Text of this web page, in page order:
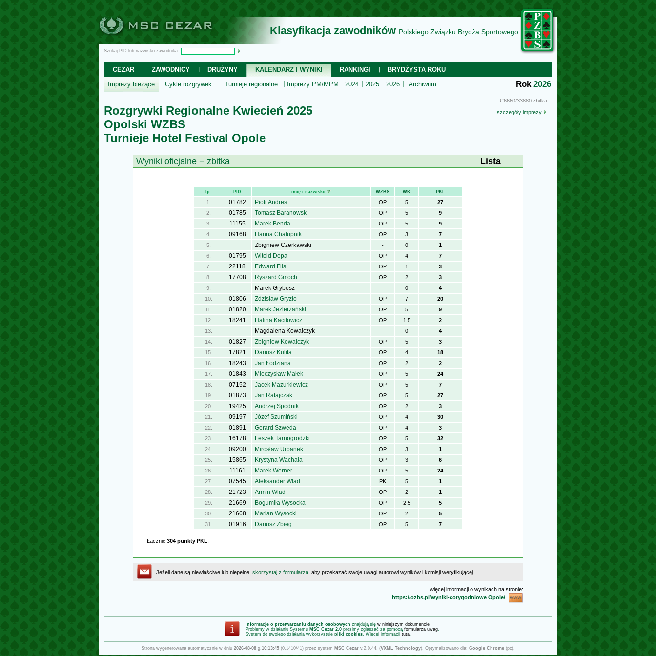
Klasyfikacja zawodników Polskiego Związku Brydża Sportowego
Szukaj PID lub nazwisko zawodnika:
CEZAR ZAWODNICY DRUŻYNY KALENDARZ I WYNIKI RANKINGI
BRYDŻYSTA ROKU
Imprezy bieżące
Cykle rozgrywek Turnieje regionalne Imprezy PM/MPM 2024 2025 2026 Archiwum Rok 2026
C6660/33880 zbitka
szczegóły imprezy
Rozgrywki Regionalne Kwiecień 2025
Opolski WZBS
Turnieje Hotel Festival Opole
Wyniki oficjalne − zbitka Lista
lp. PID imię i nazwisko WZBS WK PKL
1. 01782 Piotr Andres OP 5
27
2.
01785 Tomasz Baranowski OP 5
9
3.
11155 Marek Benda OP 5
9
4.
09168 Hanna Chałupnik OP 3
7
5.
Zbigniew Czerkawski - 0
1
6.
01795 Witold Depa OP 4
7
7.
22118 Edward Flis OP 1
3
8.
17708 Ryszard Gmoch OP 2
3
9.
Marek Grybosz - 0
4
10.
01806 Zdzisław Gryzło OP 7
20
11.
01820 Marek Jezierzański OP 5
9
12.
18241 Halina Kaciłowicz OP 1.5
2
13.
Magdalena Kowalczyk - 0
4
14.
01827 Zbigniew Kowalczyk OP 5
3
15.
17821 Dariusz Kulita OP 4
18
16.
18243 Jan Łodziana OP 2
2
17.
01843 Mieczysław Małek OP 5
24
18.
07152 Jacek Mazurkiewicz OP 5
7
19.
01873 Jan Ratajczak OP 5
27
20.
19425 Andrzej Spodnik OP 2
3
21.
09197 Józef Szumiński OP 4
30
22.
01891 Gerard Szweda OP 4
3
23.
16178 Leszek Tarnogrodzki OP 5
32
24.
09200 Mirosław Urbanek OP 3
1
25.
15865 Krystyna Wąchała OP 3
6
26.
11161 Marek Werner OP 5
24
27.
07545 Aleksander Wład PK 5
1
28.
21723 Armin Wład OP 2
1
29.
21669 Bogumiła Wysocka OP 2.5
5
30.
21668 Marian Wysocki OP 2
5
31.
01916 Dariusz Zbieg OP 5 7
Łącznie 304 punkty PKL
Jeżeli dane są niewłaściwe lub niepełne, skorzystaj z formularza , aby przekazać swoje uwagi autorowi wyników i komisji weryfikującej
więcej informacji o wynikach na stronie:
https://ozbs.pl/wyniki-cotygodniowe Opole/
Informacje o przetwarzaniu danych osobowych znajdują się w niniejszym dokumencie.
Problemy w działaniu Systemu MSC Cezar 2.0 prosimy zgłaszać za pomocą formularza uwag.
System do swojego działania wykorzystuje pliki cookies. Więcej informacji tutaj.
Strona wygenerowana automatycznie w dniu 2026-08-08g.10:13:45(0.1410/41) przez system MSC Cezarv.2.0.44. (VXML Technology). Optymalizowano dla: Google Chrome(pc).